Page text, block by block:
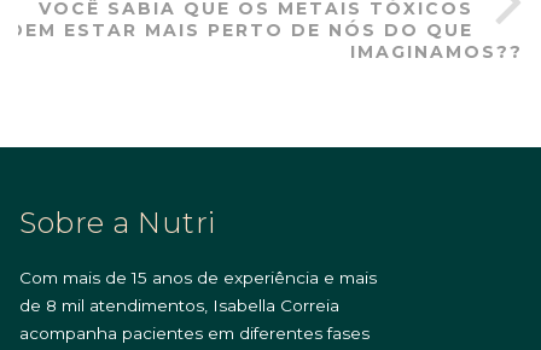
VOCÊ SABIA QUE OS METAIS TÓXICOS
ESTAR MAIS PERTO DE NÓS DO QUE
IMAGINAMOS??
Sobre a Nutri
Com mais de 15 anos de experiência e mais
de 8 mil atendimentos, Isabella Correia
acompanha pacientes em diferentes fases